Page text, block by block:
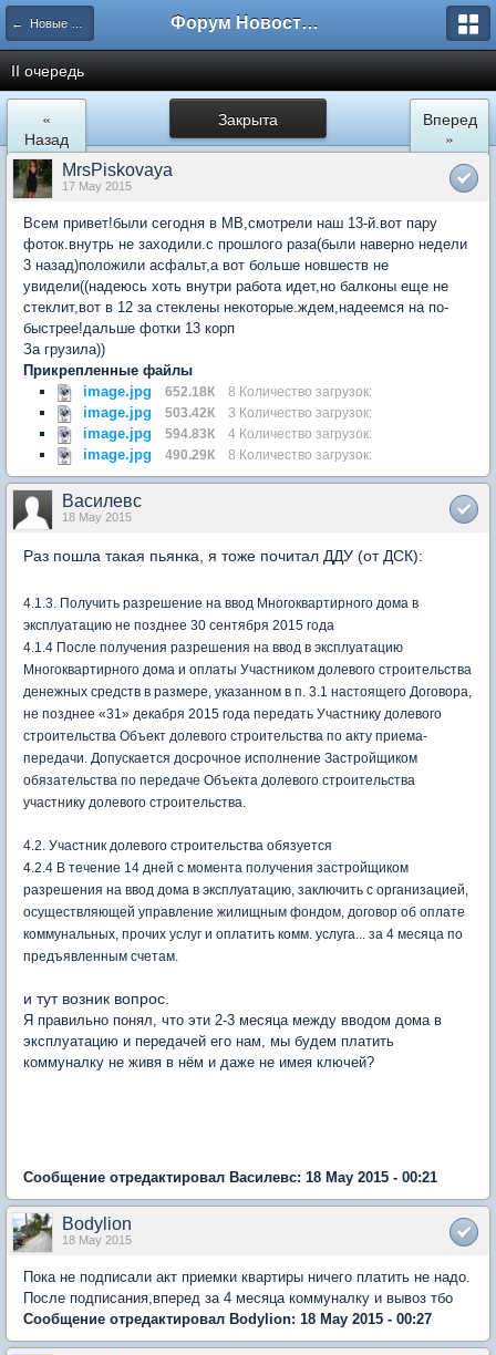
← Новые Водники Форум Новостройки
II очередь
Закрыта
«
Назад
Вперед
»
MrsPiskovaya
17 May 2015
Всем привет!были сегодня в МВ,смотрели наш 13-й.вот пару
фоток.внутрь не заходили.с прошлого раза(были наверно недели
3 назад)положили асфальт,а вот больше новшеств не
увидели((надеюсь хоть внутри работа идет,но балконы еще не
стеклит,вот в 12 за стеклены некоторые.ждем,надеемся на по-
быстрее!дальше фотки 13 корп
За грузила))
Прикрепленные файлы
image.jpg
652.18К 8 Количество загрузок:
image.jpg 503.42К 3 Количество загрузок:
image.jpg 594.83К 4 Количество загрузок:
image.jpg 490.29К 8 Количество загрузок:
Василевс
18 May 2015
Раз пошла такая пьянка, я тоже почитал ДДУ (от ДСК):
4.1.3. Получить разрешение на ввод Многоквартирного дома в
эксплуатацию не позднее 30 сентября 2015 года
4.1.4 После получения разрешения на ввод в эксплуатацию
Многоквартирного дома и оплаты Участником доле­вого строительства
денежных средств в размере, указанном в п. 3.1 настоящего Договора,
не позднее «31» декабря 2015 года передать Участнику долевого
строительства Объект долевого строительства по акту приема-
передачи. Допускается досрочное исполнение Застройщиком
обязательства по передаче Объекта долевого строительства
участнику долевого строительства.
4.2. Участник долевого строительства обязуется
4.2.4 В течение 14 дней с момента получения застройщиком
разрешения на ввод дома в эксплуатацию, заключить с организацией,
осуществляющей управление жилищным фондом, договор об оплате
коммунальных, прочих услуг и оплатить комм. услуга... за 4 месяца по
предъявленным счетам.
и тут возник вопрос.
Я правильно понял, что эти 2-3 месяца между вводом дома в
эксплуатацию и передачей его нам, мы будем платить
коммуналку не живя в нём и даже не имея ключей?
Сообщение отредактировал Василевс: 18 May 2015 - 00:21
Bodylion
18 May 2015
Пока не подписали акт приемки квартиры ничего платить не надо.
После подписания,вперед за 4 месяца коммуналку и вывоз тбо
Сообщение отредактировал Bodylion: 18 May 2015 - 00:27